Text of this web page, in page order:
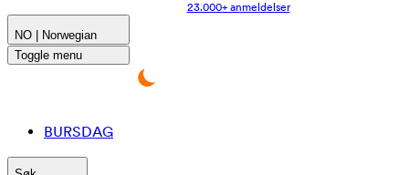
23.000+ anmeldelser
NO | Norwegian
Toggle menu
BURSDAG